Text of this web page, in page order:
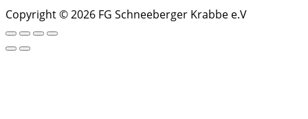
Copyright © 2026 FG Schneeberger Krabbe e.V